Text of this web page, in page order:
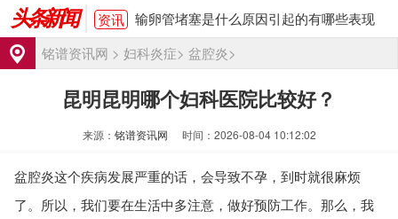
头条新闻
资讯 输卵管堵塞是什么原因引起的有哪些表现
资讯
女性输卵管堵塞必须做手术才能怀孕吗
哪些项目
资讯 女性输卵管堵塞的常见症状有哪些
资讯 武汉输卵管堵塞治疗费用大概多少
资讯 洛阳输卵管堵塞怎么治疗费用大概多少
资讯
输卵管堵塞是什么原因引起的有哪些表现
铭谱资讯网 > 妇科炎症> 盆腔炎>
昆明昆明哪个妇科医院比较好？
来源： 铭谱资讯网 时间：2026-08-04 10:12:02
盆腔炎这个疾病发展严重的话，会导致不孕，到时就很麻烦
了。所以，我们要在生活中多注意，做好预防工作。那么，我